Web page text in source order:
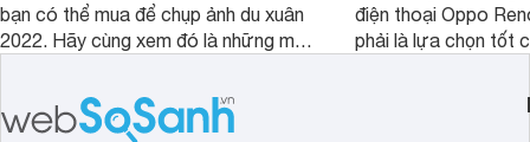
bạn có thể mua để chụp ảnh du xuân
2022. Hãy cùng xem đó là những mẫu
điện thoại Oppo
phải là lựa chọn tốt